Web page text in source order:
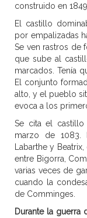
construido en
El castillo
por empalizadas
Se ven rastros de
que sube al
marcados. Tenía
El conjunto
alto, y el pueblo
evoca a los
Se cita el
marzo de
Labarthe y
entre Bigorra,
varias veces de
cuando la
de Comminges.
Durante la guerra